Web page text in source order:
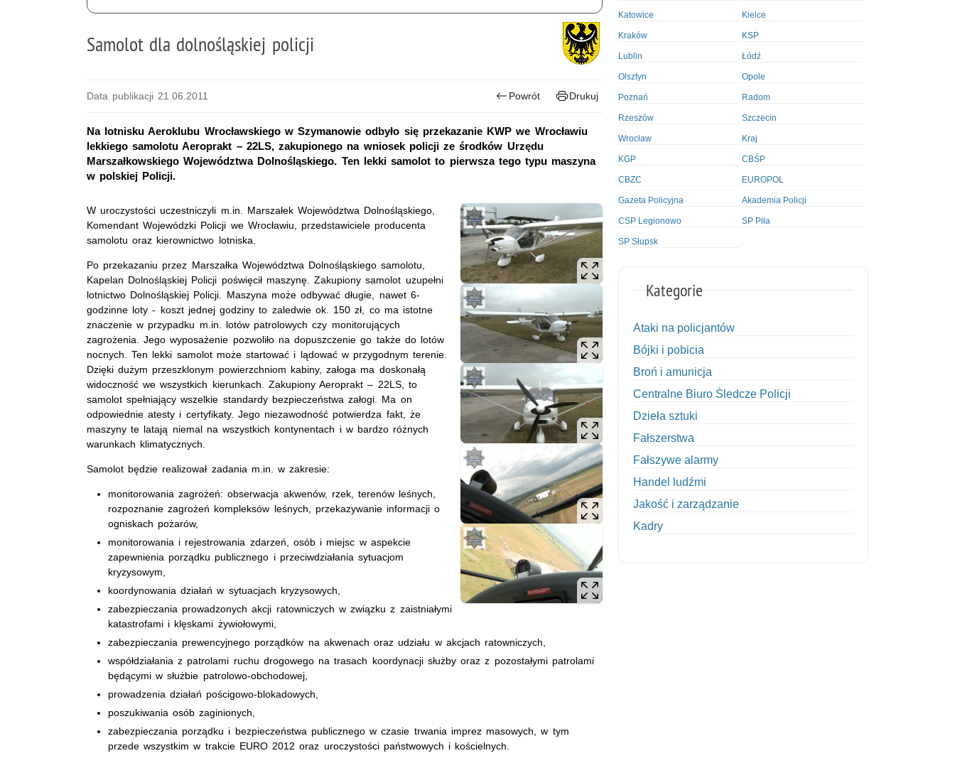
Samolot dla dolnośląskiej policji
Data publikacji 21.06.2011 Powrót Drukuj
Na lotnisku Aeroklubu Wrocławskiego w Szymanowie odbyło się przekazanie KWP we Wrocławiu
lekkiego samolotu Aeroprakt – 22LS, zakupionego na wniosek policji ze środków Urzędu
Marszałkowskiego Województwa Dolnośląskiego. Ten lekki samolot to pierwsza tego typu maszyna
w polskiej Policji.
W uroczystości uczestniczyli m.in. Marszałek Województwa Dolnośląskiego,
Komendant Wojewódzki Policji we Wrocławiu, przedstawiciele producenta
samolotu oraz kierownictwo lotniska.
Po przekazaniu przez Marszałka Województwa Dolnośląskiego samolotu,
Kapelan Dolnośląskiej Policji poświęcił maszynę. Zakupiony samolot uzupełni
lotnictwo Dolnośląskiej Policji. Maszyna może odbywać długie, nawet 6-
godzinne loty - koszt jednej godziny to zaledwie ok. 150 zł, co ma istotne
znaczenie w przypadku m.in. lotów patrolowych czy monitorujących
zagrożenia. Jego wyposażenie pozwoliło na dopuszczenie go także do lotów
nocnych. Ten lekki samolot może startować i lądować w przygodnym terenie.
Dzięki dużym przeszklonym powierzchniom kabiny, załoga ma doskonałą
widoczność we wszystkich kierunkach. Zakupiony Aeroprakt – 22LS, to
samolot spełniający wszelkie standardy bezpieczeństwa załogi. Ma on
odpowiednie atesty i certyfikaty. Jego niezawodność potwierdza fakt, że
maszyny te latają niemal na wszystkich kontynentach i w bardzo różnych
warunkach klimatycznych.
Samolot będzie realizował zadania m.in. w zakresie:
monitorowania zagrożeń: obserwacja akwenów, rzek, terenów leśnych,
rozpoznanie zagrożeń kompleksów leśnych, przekazywanie informacji o
ogniskach pożarów,
monitorowania i rejestrowania zdarzeń, osób i miejsc w aspekcie
zapewnienia porządku publicznego i przeciwdziałania sytuacjom
kryzysowym,
koordynowania działań w sytuacjach kryzysowych,
zabezpieczania prowadzonych akcji ratowniczych w związku z zaistniałymi
katastrofami i klęskami żywiołowymi,
zabezpieczania prewencyjnego porządków na akwenach oraz udziału w akcjach ratowniczych,
współdziałania z patrolami ruchu drogowego na trasach koordynacji służby oraz z pozostałymi patrolami
będącymi w służbie patrolowo-obchodowej,
prowadzenia działań pościgowo-blokadowych,
poszukiwania osób zaginionych,
zabezpieczania porządku i bezpieczeństwa publicznego w czasie trwania imprez masowych, w tym
przede wszystkim w trakcie EURO 2012 oraz uroczystości państwowych i kościelnych.
Katowice Kielce
Kraków KSP
Lublin Łódź
Olsztyn Opole
Poznań Radom
Rzeszów Szczecin
Wrocław Kraj
KGP CBŚP
CBZC EUROPOL
Gazeta Policyjna Akademia Policji
CSP Legionowo SP Piła
SP Słupsk
Kategorie
Ataki na policjantów
Bójki i pobicia
Broń i amunicja
Centralne Biuro Śledcze Policji
Dzieła sztuki
Fałszerstwa
Fałszywe alarmy
Handel ludźmi
Jakość i zarządzanie
Kadry